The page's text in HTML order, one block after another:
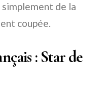
de la
coupée.
: Star de